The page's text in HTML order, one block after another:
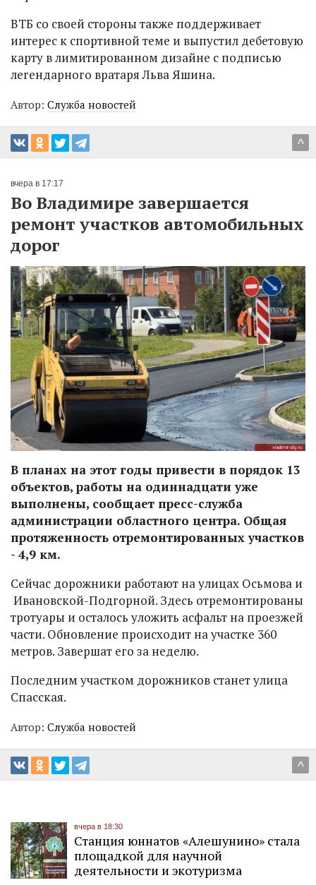
ВТБ со своей стороны также поддерживает
интерес к спортивной теме и выпустил дебетовую
карту в лимитированном дизайне с подписью
легендарного вратаря Льва Яшина.
Автор: Служба новостей
^
вчера в 17:17
Во Владимире завершается
ремонт участков автомобильных
дорог
В планах на этот годы привести в порядок 13
объектов, работы на одиннадцати уже
выполнены, сообщает пресс-служба
администрации областного центра. Общая
протяженность отремонтированных участков
- 4,9 км.
Сейчас дорожники работают на улицах Осьмова и
Ивановской-Подгорной. Здесь отремонтированы
тротуары и осталось уложить асфальт на проезжей
части. Обновление происходит на участке 360
метров. Завершат его за неделю.
Последним участком дорожников станет улица
Спасская.
Автор: Служба новостей
^
вчера в 18:30
Станция юннатов «Алешунино» стала
площадкой для научной
деятельности и экотуризма